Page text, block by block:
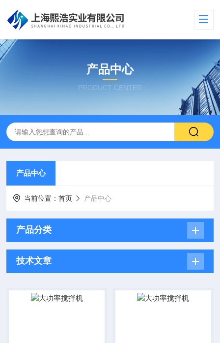
产品中心
PRODUCT CENTER
产品中心
当前位置：首页 产品中心
产品分类
技术文章